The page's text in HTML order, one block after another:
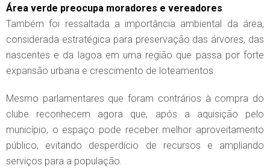
Área verde preocupa moradores e vereadores
Também foi ressaltada a importância ambiental da área,
considerada estratégica para preservação das árvores, das
nascentes e da lagoa em uma região que passa por forte
expansão urbana e crescimento de loteamentos.
Mesmo parlamentares que foram contrários à compra do
clube reconhecem agora que, após a aquisição pelo
município, o espaço pode receber melhor aproveitamento
público, evitando desperdício de recursos e ampliando
serviços para a população.